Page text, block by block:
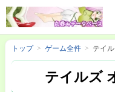
トップ ゲーム全件 テイ
テイルズ